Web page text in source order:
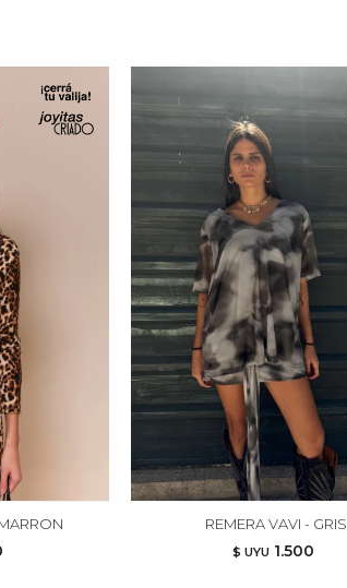
REMERA VAVI - GRIS
$ UYU 1.500